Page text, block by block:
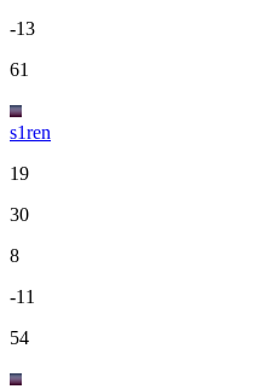
-13
61
s1ren
19
30
8
-11
54